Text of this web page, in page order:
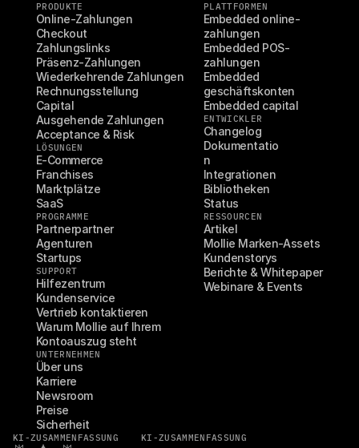
PRODUKTE
Online-Zahlungen
Checkout
Zahlungslinks
Präsenz-Zahlungen
Wiederkehrende Zahlungen
Rechnungsstellung
Capital
Ausgehende Zahlungen
Acceptance & Risk
LÖSUNGEN
E-Commerce
Franchises
Marktplätze
SaaS
PROGRAMME
Partnerpartner
Agenturen
Startups
SUPPORT
Hilfezentrum
Kundenservice
Vertrieb kontaktieren
Warum Mollie auf Ihrem
Kontoauszug steht
UNTERNEHMEN
Über uns
Karriere
Newsroom
Preise
Sicherheit
PLATTFORMEN
Embedded online-
zahlungen
Embedded POS-
zahlungen
Embedded
geschäftskonten
Embedded capital
ENTWICKLER
Changelog
Dokumentatio
n
Integrationen
Bibliotheken
Status
RESSOURCEN
Artikel
Mollie Marken-Assets
Kundenstorys
Berichte & Whitepaper
Webinare & Events
KI-ZUSAMMENFASSUNG KI-ZUSAMMENFASSUNG